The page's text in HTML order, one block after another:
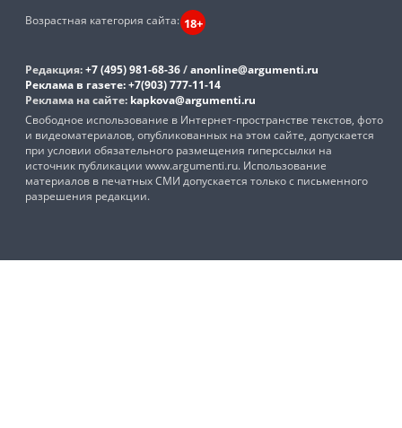
Возрастная категория сайта: 18+
Редакция:+7 (495) 981-68-36/anonline@argumenti.ru
Реклама в газете:+7(903) 777-11-14
Реклама на сайте: kapkova@argumenti.ru
Свободное использование в Интернет-пространстве текстов, фото
и видеоматериалов, опубликованных на этом сайте, допускается
при условии обязательного размещения гиперссылки на
источник публикации www.argumenti.ru. Использование
материалов в печатных СМИ допускается только с письменного
разрешения редакции.